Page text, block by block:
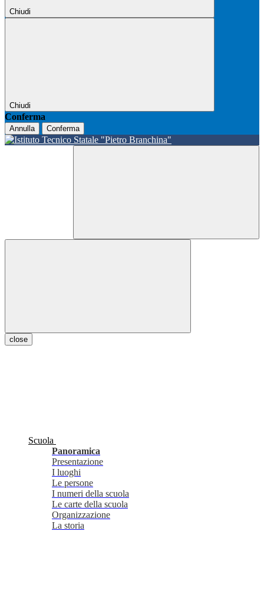
Chiudi
Chiudi
Conferma
Annulla Conferma
close
Scuola
Panoramica
Presentazione
I luoghi
Le persone
I numeri della scuola
Le carte della scuola
Organizzazione
La storia